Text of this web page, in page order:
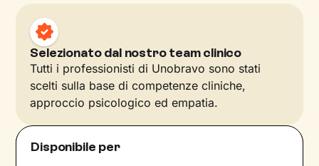
Selezionato dal nostro team clinico
Tutti i professionisti di Unobravo sono stati
scelti sulla base di competenze cliniche,
approccio psicologico ed empatia.
Disponibile per